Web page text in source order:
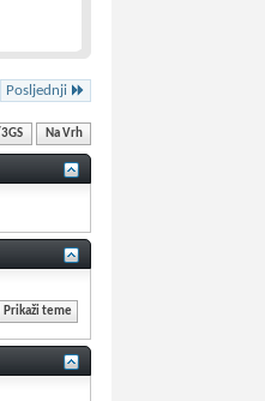
Posljednji
Na Vrh